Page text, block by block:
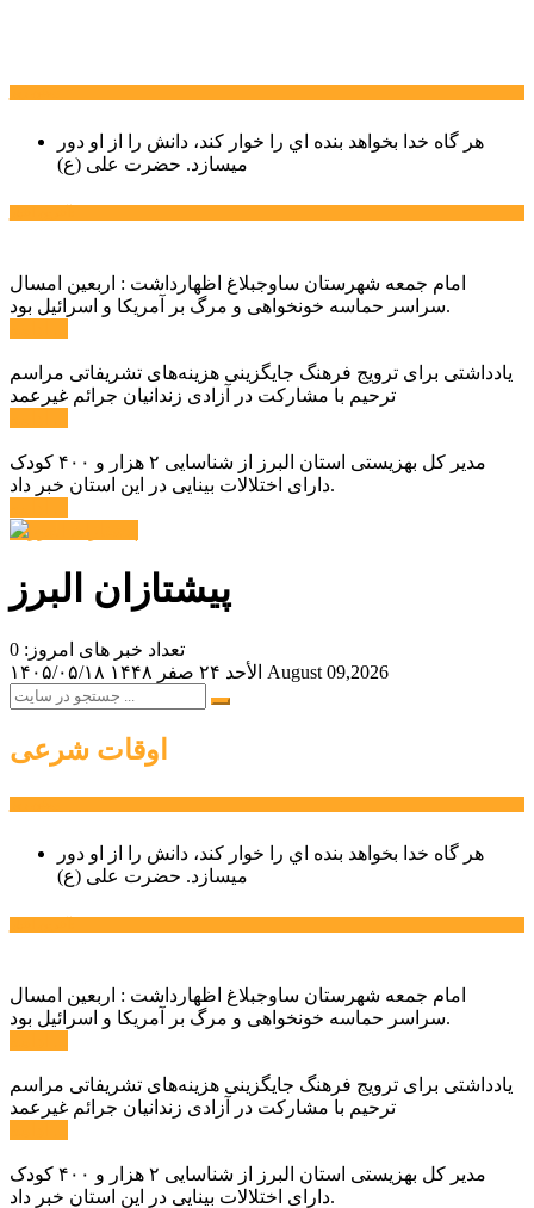
هر گاه خدا بخواهد بنده اي را خوار كند، دانش را از او دور
میسازد. حضرت علی (ع)
امام جمعه شهرستان ساوجبلاغ اظهارداشت : اربعین امسال
سراسر حماسه خونخواهی و مرگ بر آمریکا و اسرائیل بود.
یادداشتی برای ترویج فرهنگ جایگزینی هزینه‌های تشریفاتی مراسم
ترحیم با مشارکت در آزادی زندانیان جرائم غیرعمد
مدیر کل بهزیستی استان البرز از شناسایی ۲ هزار و ۴۰۰ کودک
دارای اختلالات بینایی در این استان خبر داد.
پیشتازان البرز
تعداد خبر های امروز: 0
۱۴۰۵/۰۵/۱۸
الأحد ۲۴ صفر ۱۴۴۸ August 09,2026
اوقات شرعی
هر گاه خدا بخواهد بنده اي را خوار كند، دانش را از او دور
میسازد. حضرت علی (ع)
امام جمعه شهرستان ساوجبلاغ اظهارداشت : اربعین امسال
سراسر حماسه خونخواهی و مرگ بر آمریکا و اسرائیل بود.
یادداشتی برای ترویج فرهنگ جایگزینی هزینه‌های تشریفاتی مراسم
ترحیم با مشارکت در آزادی زندانیان جرائم غیرعمد
مدیر کل بهزیستی استان البرز از شناسایی ۲ هزار و ۴۰۰ کودک
دارای اختلالات بینایی در این استان خبر داد.